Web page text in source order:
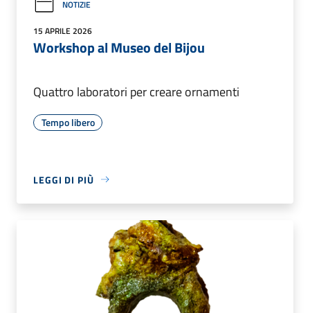
NOTIZIE
15 APRILE 2026
Workshop al Museo del Bijou
Quattro laboratori per creare ornamenti
Tempo libero
LEGGI DI PIÙ